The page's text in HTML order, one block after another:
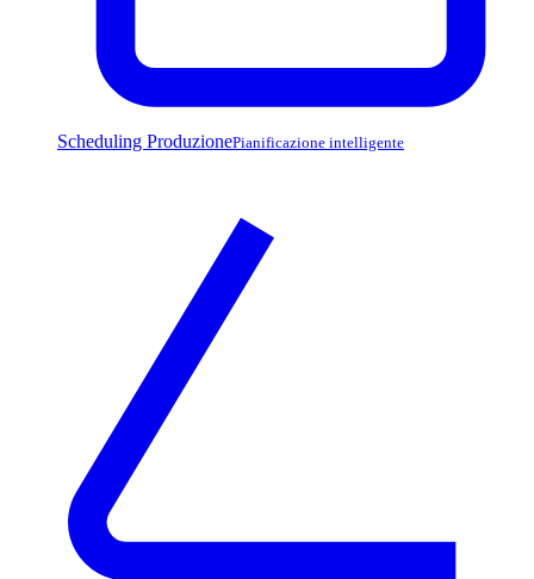
Scheduling ProduzionePianificazione intelligente